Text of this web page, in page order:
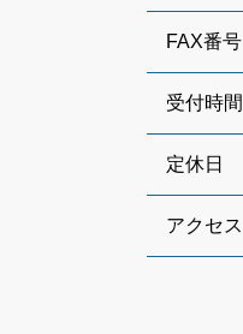
FAX番号
受付時間
定休日
アクセス